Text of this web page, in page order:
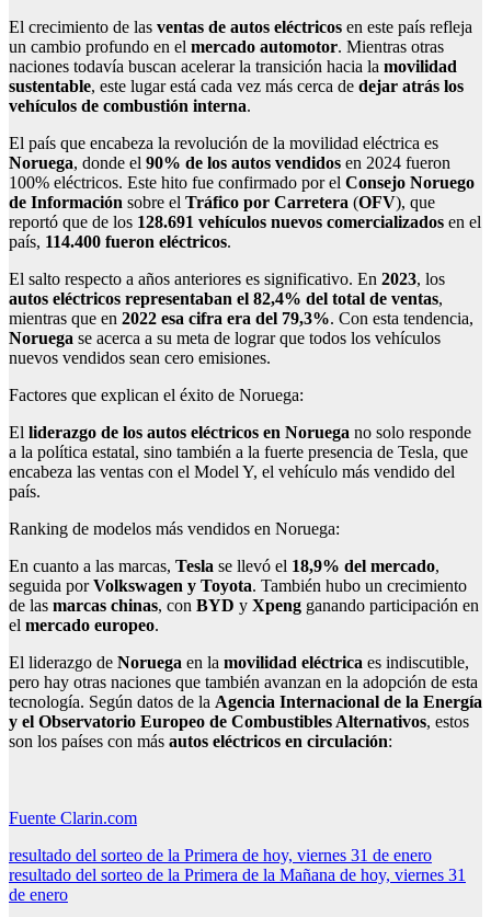
El crecimiento de las ventas de autos eléctricos en este país refleja
un cambio profundo en el mercado automotor. Mientras otras
naciones todavía buscan acelerar la transición hacia la movilidad
sustentable, este lugar está cada vez más cerca de dejar atrás los
vehículos de combustión interna.
El país que encabeza la revolución de la movilidad eléctrica es
Noruega, donde el 90% de los autos vendidos en 2024 fueron
100% eléctricos. Este hito fue confirmado por el Consejo Noruego
de Información sobre el Tráfico por Carretera (OFV), que
reportó que de los 128.691 vehículos nuevos comercializados en el
país, 114.400 fueron eléctricos.
El salto respecto a años anteriores es significativo. En 2023, los
autos eléctricos representaban el 82,4% del total de ventas,
mientras que en 2022 esa cifra era del 79,3%. Con esta tendencia,
Noruega se acerca a su meta de lograr que todos los vehículos
nuevos vendidos sean cero emisiones.
Factores que explican el éxito de Noruega:
El liderazgo de los autos eléctricos en Noruega no solo responde
a la política estatal, sino también a la fuerte presencia de Tesla, que
encabeza las ventas con el Model Y, el vehículo más vendido del
país.
Ranking de modelos más vendidos en Noruega:
En cuanto a las marcas, Tesla se llevó el 18,9% del mercado,
seguida porVolkswagen y Toyota. También hubo un crecimiento
de las marcas chinas, con BYD y Xpeng ganando participación en
el mercado europeo.
El liderazgo de Noruega en la movilidad eléctrica es indiscutible,
pero hay otras naciones que también avanzan en la adopción de esta
tecnología. Según datos de la Agencia Internacional de la Energía
y el Observatorio Europeo de Combustibles Alternativos, estos
son los países con más autos eléctricos en circulación:
Fuente Clarin.com
Navegación
de
resultado del sorteo de la Primera de hoy, viernes 31 de enero
resultado del sorteo de la Primera de la Mañana de hoy, viernes 31
de enero